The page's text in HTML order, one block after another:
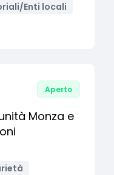
Enti locali
Aperto
Monza e